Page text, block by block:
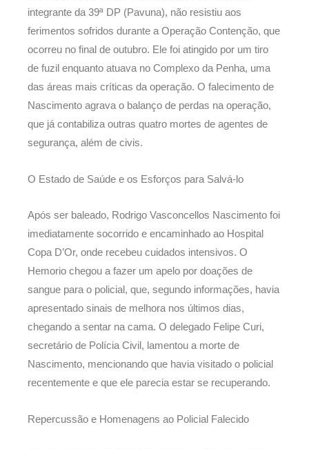
integrante da 39ª DP (Pavuna), não resistiu aos
ferimentos sofridos durante a Operação Contenção, que
ocorreu no final de outubro. Ele foi atingido por um tiro
de fuzil enquanto atuava no Complexo da Penha, uma
das áreas mais críticas da operação. O falecimento de
Nascimento agrava o balanço de perdas na operação,
que já contabiliza outras quatro mortes de agentes de
segurança, além de civis.
O Estado de Saúde e os Esforços para Salvá-lo
Após ser baleado, Rodrigo Vasconcellos Nascimento foi
imediatamente socorrido e encaminhado ao Hospital
Copa D’Or, onde recebeu cuidados intensivos. O
Hemorio chegou a fazer um apelo por doações de
sangue para o policial, que, segundo informações, havia
apresentado sinais de melhora nos últimos dias,
chegando a sentar na cama. O delegado Felipe Curi,
secretário de Polícia Civil, lamentou a morte de
Nascimento, mencionando que havia visitado o policial
recentemente e que ele parecia estar se recuperando.
Repercussão e Homenagens ao Policial Falecido